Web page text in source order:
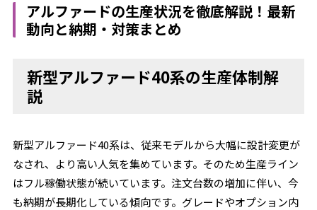
アルファードの生産状況を徹底解説！最新
動向と納期・対策まとめ
新型アルファード40系の生産体制解
説
新型アルファード40系は、従来モデルから大幅に設計変更が
なされ、より高い人気を集めています。そのため生産ライン
はフル稼働状態が続いています。注文台数の増加に伴い、今
も納期が長期化している傾向です。グレードやオプション内